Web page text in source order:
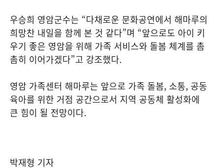
우승희 영암군수는 “다채로운 문화공연에서 해마루의
희망찬 내일을 함께 본 것 같다”며 “앞으로도 아이 키
우기 좋은 영암을 위해 가족 서비스와 돌봄 체계를 촘
촘히 이어가겠다”고 강조했다.
영암 가족센터 해마루는 앞으로 가족 돌봄, 소통, 공동
육아를 위한 거점 공간으로서 지역 공동체 활성화에
큰 힘이 될 전망이다.
박재형 기자